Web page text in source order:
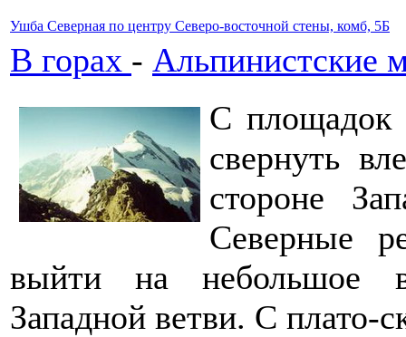
Ушба Северная по центру Северо-восточной стены, комб, 5Б
В горах - Альпинистские
С площадок
свернуть
стороне
Северные
выйти на небольшое
Западной ветви. С плато-